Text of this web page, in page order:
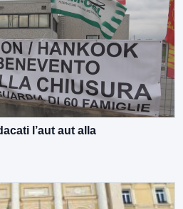
l’aut aut alla